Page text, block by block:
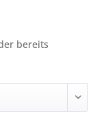
bereits